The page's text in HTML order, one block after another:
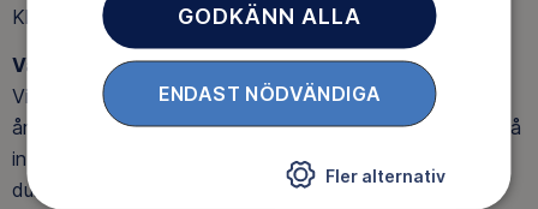
Kl. 10.00 – 14.00.
Värmestugan alltid öppen
Vid toppstugan finns en liten värmestuga som är olåst
året runt, där finns ved till kaminen. Så det är bara att gå
in och vila och värma sig. Att ha med sig fika är inte så
dumt.
GODKÄNN ALLA
ENDAST NÖDVÄNDIGA
Fler alternativ